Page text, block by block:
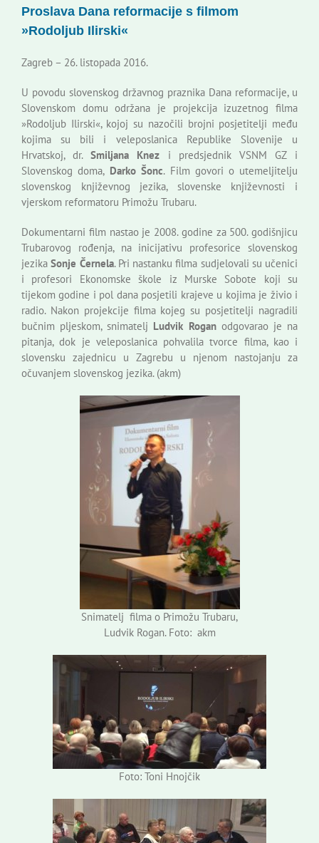
Proslava Dana reformacije s filmom
»Rodoljub Ilirski«
Zagreb – 26. listopada 2016.
U povodu slovenskog državnog praznika Dana reformacije, u
Slovenskom domu održana je projekcija izuzetnog filma
»Rodoljub Ilirski«, kojoj su nazočili brojni posjetitelji među
kojima su bili i veleposlanica Republike Slovenije u
Hrvatskoj, dr.Smiljana Knez i predsjednik VSNM GZ
i
Slovenskog doma, Darko Šonc. Film govori o utemeljitelju
slovenskog književnog jezika, slovenske književnosti i
vjerskom reformatoru Primožu Trubaru.
Dokumentarni film nastao je 2008. godine za 500. godišnjicu
Trubarovog rođenja, na inicijativu profesorice slovenskog
jezikaSonje Černela. Pri nastanku filma sudjelovali su učenici
i profesori Ekonomske škole iz Murske Sobote koji su
tijekom godine i pol dana posjetili krajeve u kojima je živio i
radio. Nakon projekcije filma kojeg su posjetitelji nagradili
bučnim pljeskom, snimatelj Ludvik Roganodgovarao je na
pitanja, dok je veleposlanica pohvalila tvorce filma, kao i
slovensku zajednicu u Zagrebu u njenom nastojanju za
očuvanjem slovenskog jezika. (akm)
Snimatelj filma o Primožu Trubaru,
Ludvik Rogan. Foto: akm
Foto: Toni Hnojčik